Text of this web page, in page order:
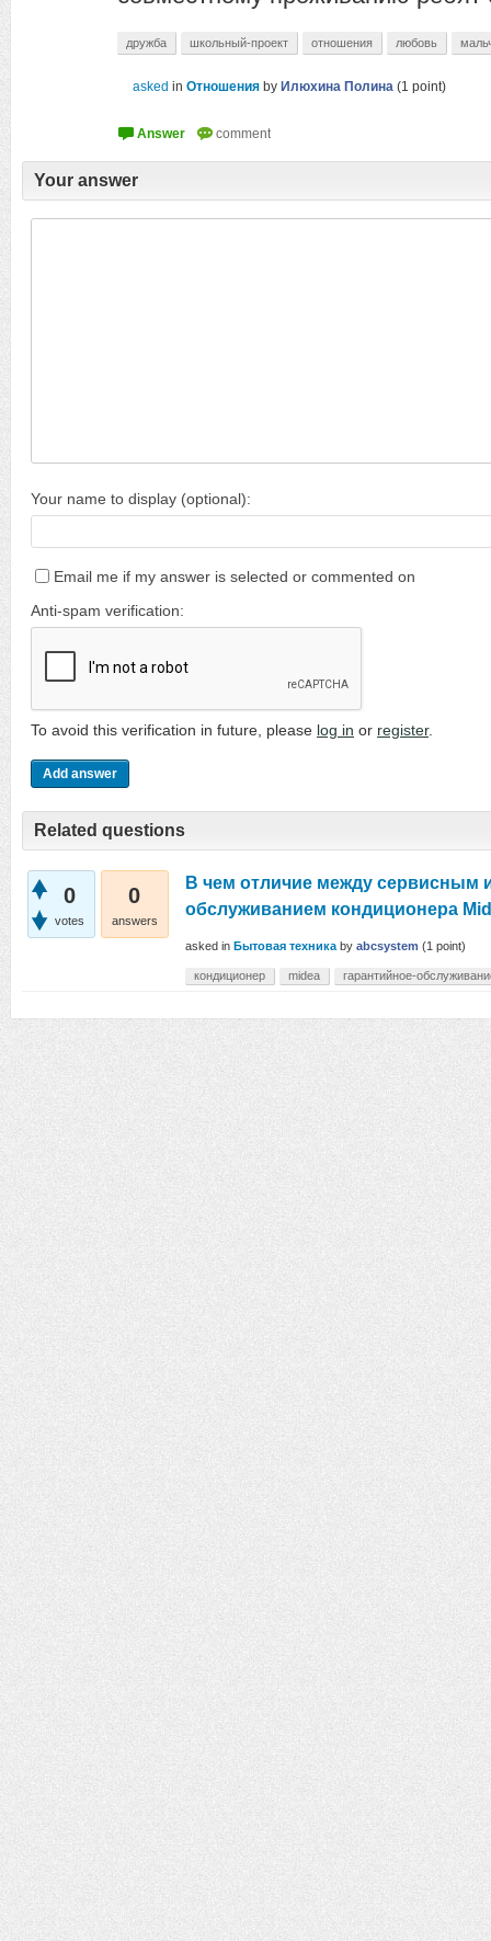
дружба школьный-проект отношения любовь
asked in Отношения by Илюхина Полина (1 point)
Your answer
Your name to display (optional):
Email me if my answer is selected or commented on
Anti-spam verification:
To avoid this verification in future, please log in or register.
Related questions
0
votes
0
answers
В чем отличие между сервисным
обслуживанием кондиционера
asked in Бытовая техника by abcsystem (1 point)
кондиционер midea гарантийное-